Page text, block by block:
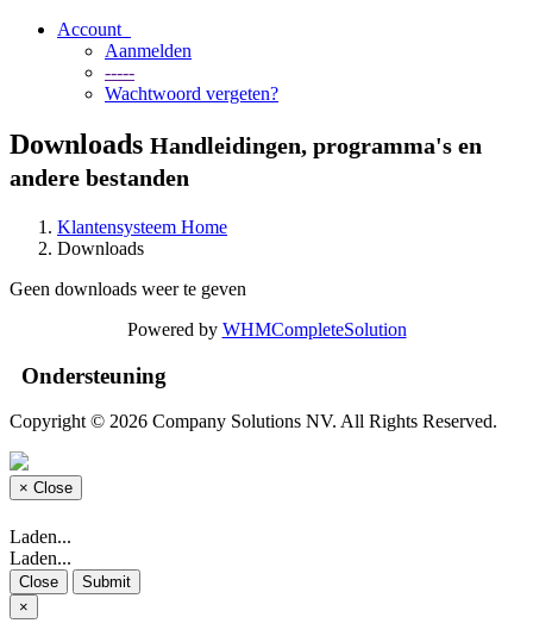
Account
Aanmelden
-----
Wachtwoord vergeten?
Downloads Handleidingen, programma's en
andere bestanden
Klantensysteem Home
Downloads
Geen downloads weer te geven
Powered by WHMCompleteSolution
Ondersteuning
Copyright © 2026 Company Solutions NV. All Rights Reserved.
× Close
Laden...
Laden...
Close
Submit
×